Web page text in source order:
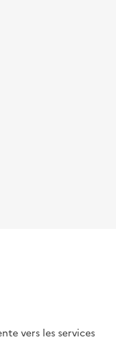
vers les services